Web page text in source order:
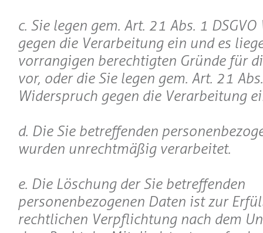
c. Sie legen gem. Art. 21 Abs. 1
gegen die Verarbeitung ein und es
vorrangigen berechtigten Gründe für
vor, oder die Sie legen gem. Art. 21
Widerspruch gegen die Verarbeitung
d. Die Sie betreffenden
wurden unrechtmäßig verarbeitet.
e. Die Löschung der Sie betreffenden
personenbezogenen Daten ist zur
rechtlichen Verpflichtung nach dem